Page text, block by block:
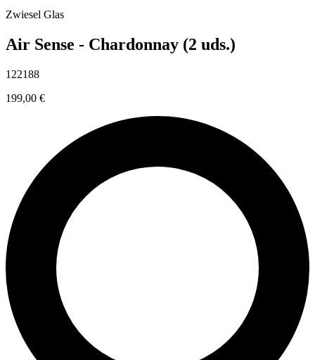
Zwiesel Glas
Air Sense - Chardonnay (2 uds.)
122188
199,00 €